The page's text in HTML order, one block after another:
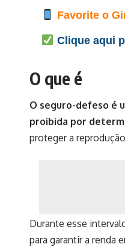
Favorite o
Clique aqui
O que é
O seguro-defeso é
proibida por
proteger a
Durante esse
para garantir a renda